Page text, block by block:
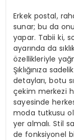
Erkek postal,
sunar; bu da
yapar. Tabii ki,
ayarında da
özellikleriyle
Şıklığınıza
detayları, botu
çekim merkezi
sayesinde
moda tutkusu
yer almalı. Stil
de fonksiyonel